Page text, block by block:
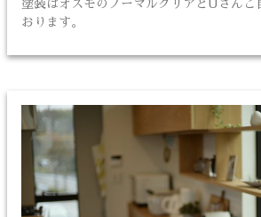
塗装はオスモのノーマルクリアとUさんご
おります。